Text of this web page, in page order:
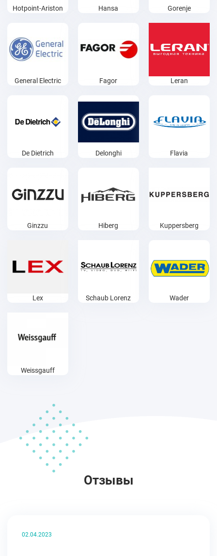
Hotpoint-Ariston Hansa Gorenje
General Electric Fagor Leran
De Dietrich Delonghi Flavia
Ginzzu Hiberg Kuppersberg
Lex Schaub Lorenz Wader
Weissgauff
Отзывы
02.04.2023